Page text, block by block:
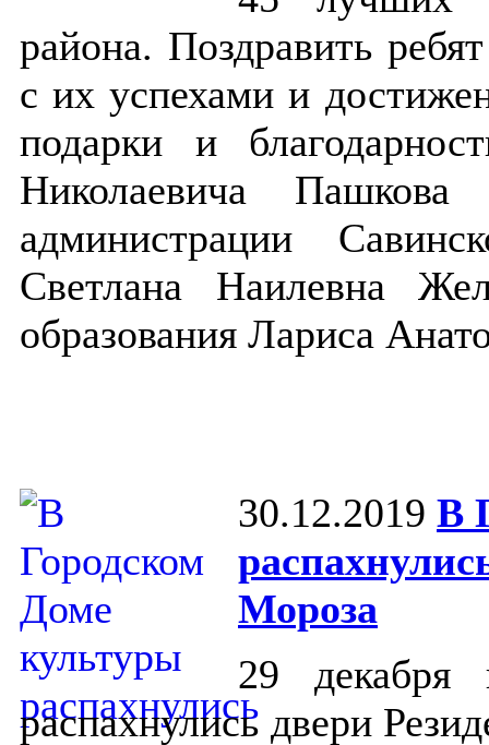
района. Поздравить
с их успехами и
подарки и
Николаевича
администрации
Светлана Наилевна
образования Лариса
30.12.2019 В
Мороза
29 декабря
распахнулись двери